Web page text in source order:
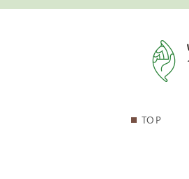
TOP